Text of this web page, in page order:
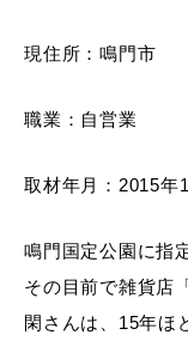
現住所：鳴門市
職業：自営業
取材年月：2015年
鳴門国定公園に指
その目前で雑貨店
閑さんは、15年ほ